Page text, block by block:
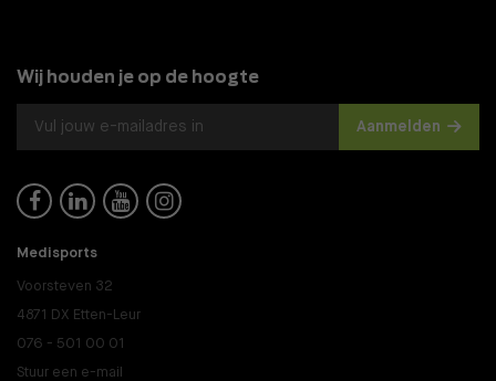
Wij houden je op de hoogte
Aanmelden
   
Medisports
Voorsteven 32
4871 DX Etten-Leur
076 - 501 00 01
Stuur een e-mail